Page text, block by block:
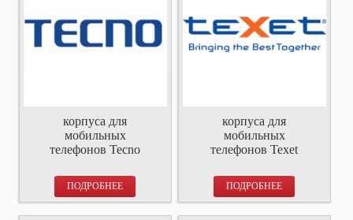
корпуса для
мобильных
телефонов Tecno
ПОДРОБНЕЕ
корпуса для
мобильных
телефонов Texet
ПОДРОБНЕЕ